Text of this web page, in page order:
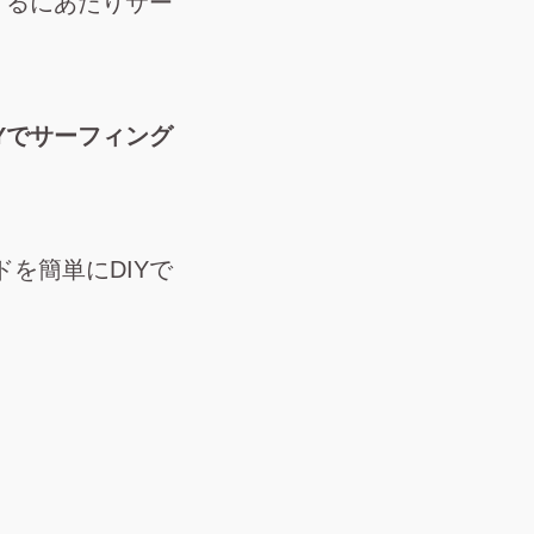
サーフィング
を簡単にDIYで